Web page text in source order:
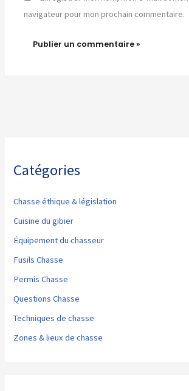
navigateur pour mon prochain commentaire.
Catégories
Chasse éthique & législation
Cuisine du gibier
Équipement du chasseur
Fusils Chasse
Permis Chasse
Questions Chasse
Techniques de chasse
Zones & lieux de chasse